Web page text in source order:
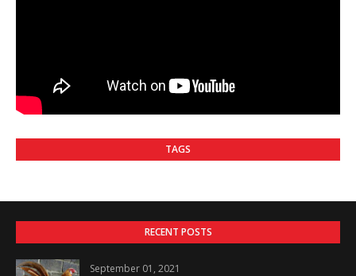
TAGS
RECENT POSTS
September 01, 2021